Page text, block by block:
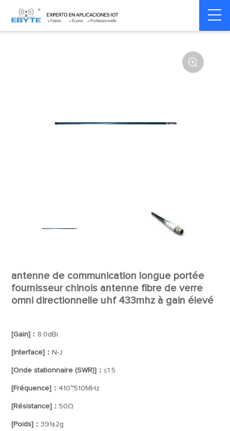
Home > Accessoires > Antenna

antenne de communication longue portée
fournisseur chinois antenne fibre de verre
omni directionnelle uhf 433mhz à gain élevé
[Gain]： 8.0dBi
[Interface]： N-J
[Onde stationnaire (SWR)]：≤1.5
[Fréquence]： 410~510MHz
[Résistance]：50Ω
[Poids]：391±2g